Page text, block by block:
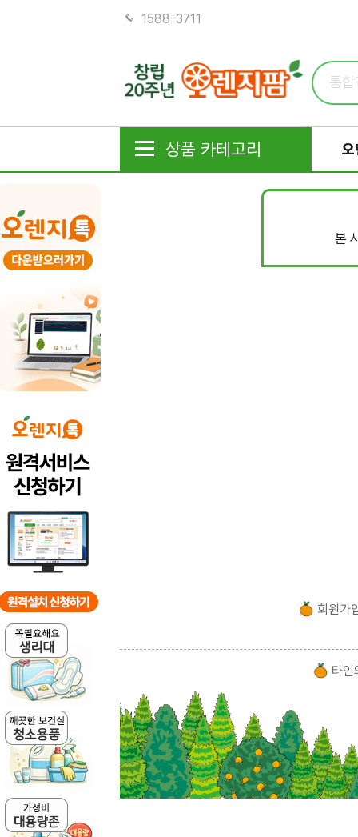
1588-3711
상품 카테고리 오
본
회원가
타인